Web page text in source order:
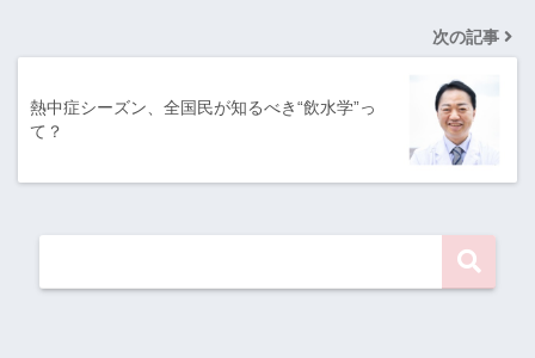
次の記事
熱中症シーズン、全国民が知るべき“飲水学”っ
て？